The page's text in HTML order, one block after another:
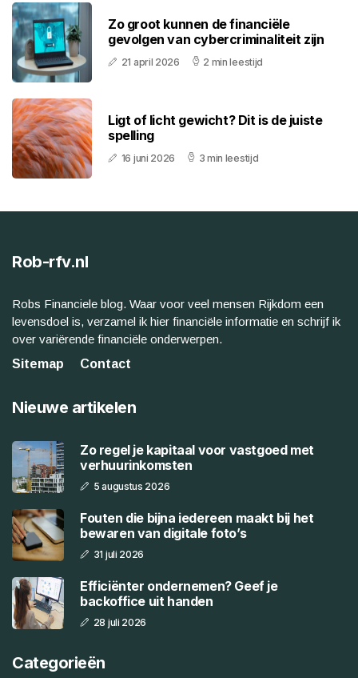
Zo groot kunnen de financiële
gevolgen van cybercriminaliteit zijn
21 april 2026 2 min leestijd
Ligt of licht gewicht? Dit is de juiste
spelling
16 juni 2026 3 min leestijd
Rob-rfv.nl
Robs Financiele blog. Waar voor veel mensen Rijkdom een
levensdoel is, verzamel ik hier financiële informatie en schrijf ik
over variërende financiële onderwerpen.
Sitemap
Contact
Nieuwe artikelen
Zo regel je kapitaal voor vastgoed met
verhuurinkomsten
5 augustus 2026
Fouten die bijna iedereen maakt bij het
bewaren van digitale foto’s
31 juli 2026
Efficiënter ondernemen? Geef je
backoffice uit handen
28 juli 2026
Categorieën